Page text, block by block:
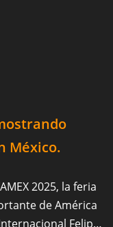
México.
2025, la feria
de América
Felipe